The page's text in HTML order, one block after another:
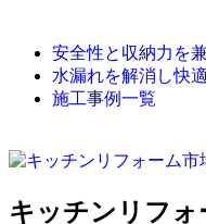
安全性と収納力を
水漏れを解消し快
施工事例一覧
キッチンリフ